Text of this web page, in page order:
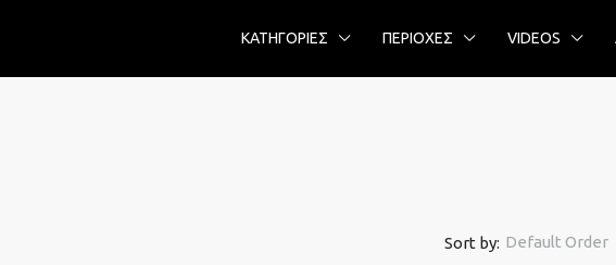
ΚΑΤΗΓΟΡΙΕΣ ΠΕΡΙΟΧΕΣ VIDEOS
Sort by: Default Order